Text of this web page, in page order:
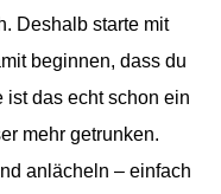
Deshalb starte mit
beginnen, dass du
ist das echt schon ein
mehr getrunken.
anlächeln – einfach